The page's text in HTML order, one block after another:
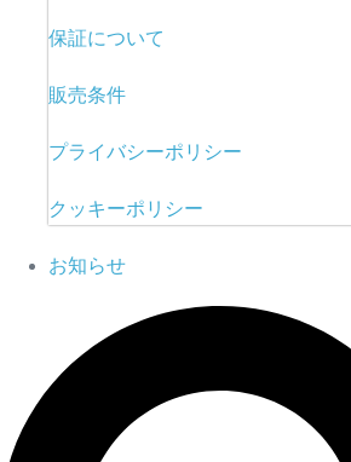
保証について
販売条件
プライバシーポリシー
クッキーポリシー
お知らせ